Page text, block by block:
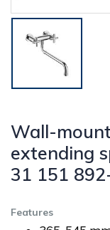
Wall-
extending
31 151
Features